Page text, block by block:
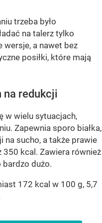
trzeba było
na talerz tylko
wersje, a nawet bez
posiłki, które mają
na redukcji
w wielu sytuacjach,
Zapewnia sporo białka,
na sucho, a także prawie
350 kcal. Zawiera również
dużo.
172 kcal w 100 g, 5,7